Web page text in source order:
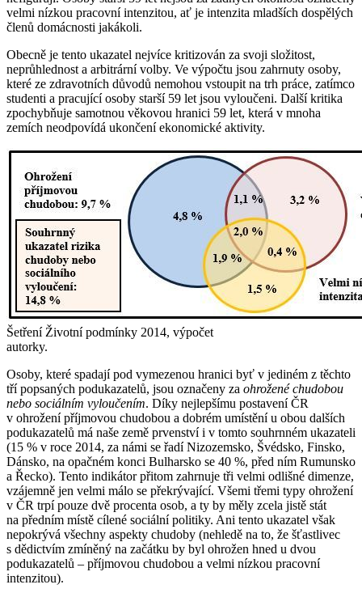
velmi nízkou pracovní intenzitou, ať je intenzita mladších dospělých
členů domácnosti jakákoli.
Obecně je tento ukazatel nejvíce kritizován za svoji složitost,
neprůhlednost a arbitrární volby. Ve výpočtu jsou zahrnuty osoby,
které ze zdravotních důvodů nemohou vstoupit na trh práce, zatímco
studenti a pracující osoby starší 59 let jsou vyloučeni. Další kritika
zpochybňuje samotnou věkovou hranici 59 let, která v mnoha
zemích neodpovídá ukončení ekonomické aktivity.
Šetření Životní podmínky 2014, výpočet
autorky.
Osoby, které spadají pod vymezenou hranici byť v jediném z těchto
tří popsaných podukazatelů, jsou označeny za ohrožené chudobou
nebo sociálním vyloučením. Díky nejlepšímu postavení ČR
v ohrožení příjmovou chudobou a dobrém umístění u obou dalších
podukazatelů má naše země prvenství i v tomto souhrnném ukazateli
(15 % v roce 2014, za námi se řadí Nizozemsko, Švédsko, Finsko,
Dánsko, na opačném konci Bulharsko se 40 %, před ním Rumunsko
a Řecko). Tento indikátor přitom zahrnuje tři velmi odlišné dimenze,
vzájemně jen velmi málo se překrývající. Všemi třemi typy ohrožení
v ČR trpí pouze dvě procenta osob, a ty by měly zcela jistě stát
na předním místě cílené sociální politiky. Ani tento ukazatel však
nepokrývá všechny aspekty chudoby (nehledě na to, že šťastlivec
s dědictvím zmíněný na začátku by byl ohrožen hned u dvou
podukazatelů – příjmovou chudobou a velmi nízkou pracovní
intenzitou).